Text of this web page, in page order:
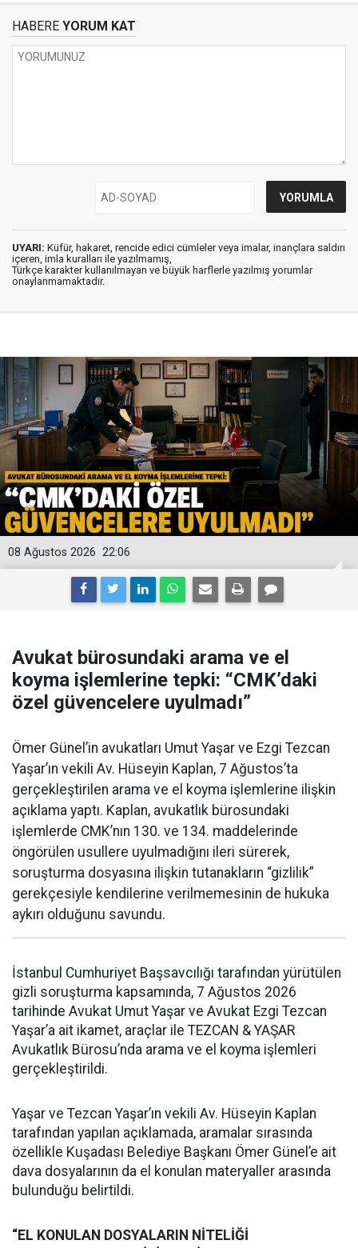
HABERE YORUM KAT
UYARI: Küfür, hakaret, rencide edici cümleler veya imalar, inançlara saldırı
içeren, imla kuralları ile yazılmamış,
Türkçe karakter kullanılmayan ve büyük harflerle yazılmış yorumlar
onaylanmamaktadır.
22:06
08 Ağustos 2026
Avukat bürosundaki arama ve el
koyma işlemlerine tepki: “CMK’daki
özel güvencelere uyulmadı”
Ömer Günel’in avukatları Umut Yaşar ve Ezgi Tezcan
Yaşar’ın vekili Av. Hüseyin Kaplan, 7 Ağustos’ta
gerçekleştirilen arama ve el koyma işlemlerine ilişkin
açıklama yaptı. Kaplan, avukatlık bürosundaki
işlemlerde CMK’nın 130. ve 134. maddelerinde
öngörülen usullere uyulmadığını ileri sürerek,
soruşturma dosyasına ilişkin tutanakların “gizlilik”
gerekçesiyle kendilerine verilmemesinin de hukuka
aykırı olduğunu savundu.
İstanbul Cumhuriyet Başsavcılığı tarafından yürütülen
gizli soruşturma kapsamında, 7 Ağustos 2026
tarihinde Avukat Umut Yaşar ve Avukat Ezgi Tezcan
Yaşar’a ait ikamet, araçlar ile TEZCAN & YAŞAR
Avukatlık Bürosu’nda arama ve el koyma işlemleri
gerçekleştirildi.
Yaşar ve Tezcan Yaşar’ın vekili Av. Hüseyin Kaplan
tarafından yapılan açıklamada, aramalar sırasında
özellikle Kuşadası Belediye Başkanı Ömer Günel’e ait
dava dosyalarının da el konulan materyaller arasında
bulunduğu belirtildi.
“EL KONULAN DOSYALARIN NİTELİĞİ